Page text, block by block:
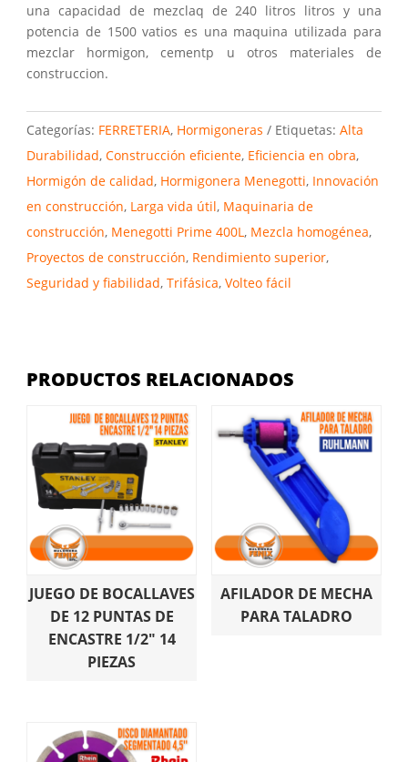
una capacidad de mezclaq de 240 litros litros y una
potencia de 1500 vatios es una maquina utilizada para
mezclar hormigon, cementp u otros materiales de
construccion.
Categorías: FERRETERIA, Hormigoneras Etiquetas:Alta
Durabilidad,Construcción eficiente, Eficiencia en obra,
Hormigón de calidad, Hormigonera Menegotti, Innovación
en construcción, Larga vida útil, Maquinaria de
construcción, Menegotti Prime 400L , Mezcla homogénea,
Proyectos de construcción, Rendimiento superior,
Seguridad y fiabilidad,Trifásica,Volteo fácil
PRODUCTOS RELACIONADOS
JUEGO DE BOCALLAVES
DE 12 PUNTAS DE
ENCASTRE 1/2″ 14
PIEZAS
AFILADOR DE MECHA
PARA TALADRO